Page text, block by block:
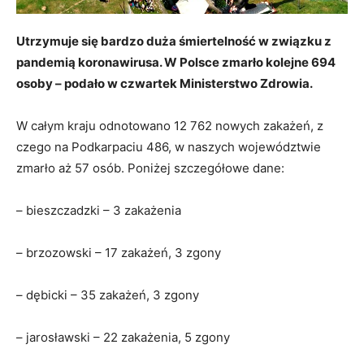
Utrzymuje się bardzo duża śmiertelność w związku z
pandemią koronawirusa. W Polsce zmarło kolejne 694
osoby – podało w czwartek Ministerstwo Zdrowia.
W całym kraju odnotowano 12 762 nowych zakażeń, z
czego na Podkarpaciu 486, w naszych województwie
zmarło aż 57 osób. Poniżej szczegółowe dane:
– bieszczadzki – 3 zakażenia
– brzozowski – 17 zakażeń, 3 zgony
– dębicki – 35 zakażeń, 3 zgony
– jarosławski – 22 zakażenia, 5 zgony